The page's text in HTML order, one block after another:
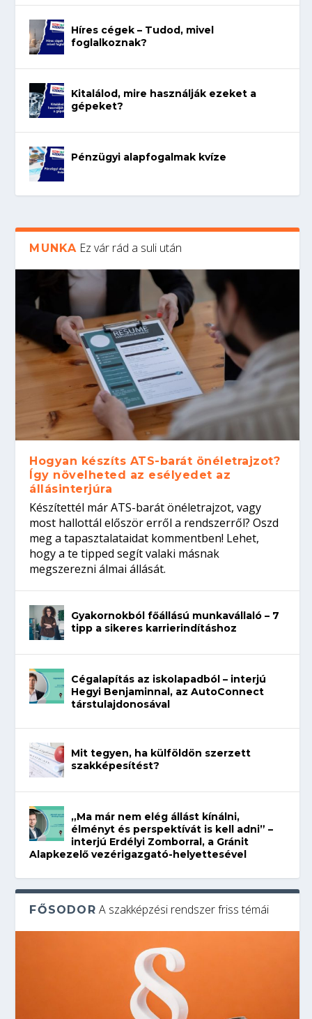
Híres cégek – Tudod, mivel
foglalkoznak?
Kitalálod, mire használják ezeket a
gépeket?
Pénzügyi alapfogalmak kvíze
MUNKA Ez vár rád a suli után
Hogyan készíts ATS-barát önéletrajzot?
Így növelheted az esélyedet az
állásinterjúra
Készítettél már ATS-barát önéletrajzot, vagy
most hallottál először erről a rendszerről? Oszd
meg a tapasztalataidat kommentben! Lehet,
hogy a te tipped segít valaki másnak
megszerezni álmai állását.
Gyakornokból főállású munkavállaló – 7
tipp a sikeres karrierindításhoz
Cégalapítás az iskolapadból – interjú
Hegyi Benjaminnal, az AutoConnect
társtulajdonosával
Mit tegyen, ha külföldön szerzett
szakképesítést?
„Ma már nem elég állást kínálni,
élményt és perspektívát is kell adni” –
interjú Erdélyi Zomborral, a Gránit
Alapkezelő vezérigazgató-helyettesével
FŐSODOR A szakképzési rendszer friss témái